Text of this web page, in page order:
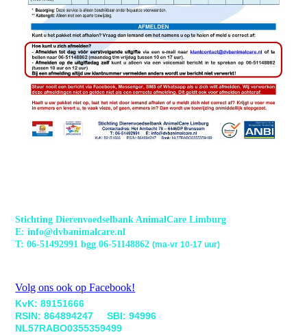
Stichting Dierenvoedselbank AnimalCare Limburg
E: info@dvbanimalcare.nl
T: 06-51492991 bgg 06-51148862(ma-vr 10-17 uur)
Volg ons ook op Facebook!
KvK: 89151666
RSIN: 864894247 SBI: 94996
NL57RABO0355359499